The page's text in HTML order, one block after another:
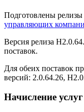
Подготовлены
управляющих
Версия релиза
поставок.
Для обеих поставок
версий: 2.0.64.26,
Начисление услуг